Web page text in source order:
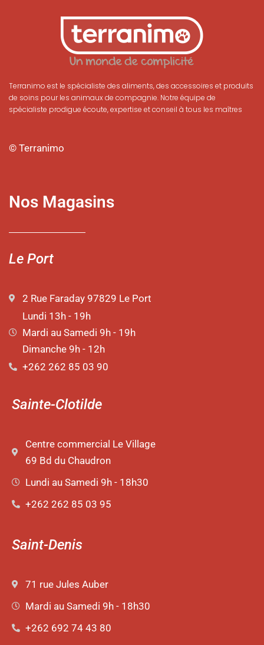
Terranimo est le spécialiste des aliments, des accessoires et produits
de soins pour les animaux de compagnie. Notre équipe de
spécialiste prodigue écoute, expertise et conseil à tous les maîtres
© Terranimo
Nos Magasins
Le Port
2 Rue Faraday 97829 Le Port
Lundi 13h - 19h
Mardi au Samedi 9h - 19h
Dimanche 9h - 12h
+262 262 85 03 90
Sainte-Clotilde
Centre commercial Le Village
69 Bd du Chaudron
Lundi au Samedi 9h - 18h30
+262 262 85 03 95
Saint-Denis
71 rue Jules Auber
Mardi au Samedi 9h - 18h30
+262 692 74 43 80